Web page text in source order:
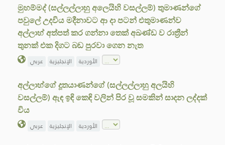
මුහම්මද් (සල්ලල්ලාහු අලෙයිහි වසල්ලම්) තුමාණන්ගේ
පවුලේ උදවිය මදීනාවට ආ දා පටන් එතුමාණන්ව
අල්ලාහ් අත්පත් කර ගන්නා තෙක් අඛණ්ඩ ව රාත්‍රීන්
තුනක් එක දිගට බඩ පුරවා ගෙන නැත
عربي الإنجليزية الأوردية
අල්ලාහ්ගේ දූතයාණන්ගේ (සල්ලල්ලාහු අලයිහි
වසල්ලම්) ඇඳ ඉඳි කෙඳි වලින් පිර වූ සමකින් සාදන ලද්දක්
විය
عربي الإنجليزية الأوردية